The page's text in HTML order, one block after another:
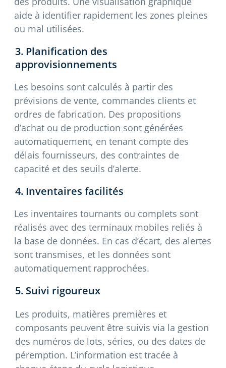
aide à identifier rapidement les zones pleines
ou mal utilisées.
3. Planification des
approvisionnements
Les besoins sont calculés à partir des
prévisions de vente, commandes clients et
ordres de fabrication. Des propositions
d’achat ou de production sont générées
automatiquement, en tenant compte des
délais fournisseurs, des contraintes de
capacité et des seuils d’alerte.
4. Inventaires facilités
Les inventaires tournants ou complets sont
réalisés avec des terminaux mobiles reliés à
la base de données. En cas d’écart, des alertes
sont transmises, et les données sont
automatiquement rapprochées.
5. Suivi rigoureux
Les produits, matières premières et
composants peuvent être suivis via la gestion
des numéros de lots, séries, ou des dates de
péremption. L’information est tracée à